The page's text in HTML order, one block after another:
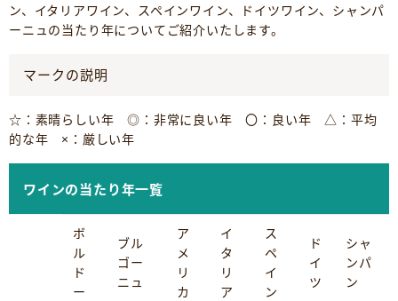
ン、イタリアワイン、スペインワイン、ドイツワイン、シャンパ
ーニュの当たり年についてご紹介いたします。
マークの説明
☆：素晴らしい年 ◎：非常に良い年 〇：良い年 △：平均
的な年 ×：厳しい年
ワインの当たり年一覧
ボ
ル
ド
ー
ブル
ゴー
ニュ
ア
メ
リ
カ
イ
タ
リ
ア
ス
ペ
イ
ン
ド
イ
ツ
シャ
ンパ
ン